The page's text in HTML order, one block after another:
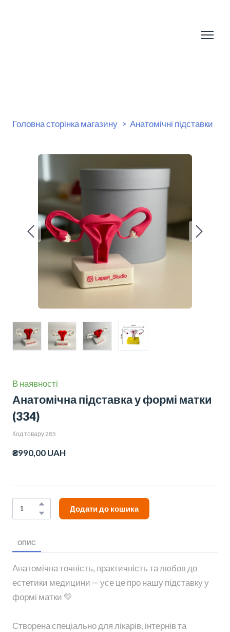
Головна сторінка магазину Анатомічні підставки
В наявності
Анатомічна підставка у формі матки
(334)
Код товару 285
₴990,00 UAH
Додати до кошика
ОПИС
Анатомічна точність, практичність та любов до
естетики медицини — усе це про нашу підставку у
формі матки 💛
Створена спеціально для лікарів, інтернів та